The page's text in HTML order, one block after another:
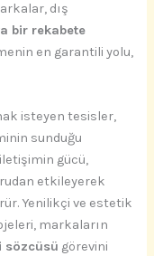
dış
bir rekabete
en garantili yolu,
isteyen tesisler,
sunduğu
gücü,
etkileyerek
Yenilikçi ve estetik
markaların
sözcüsü görevini